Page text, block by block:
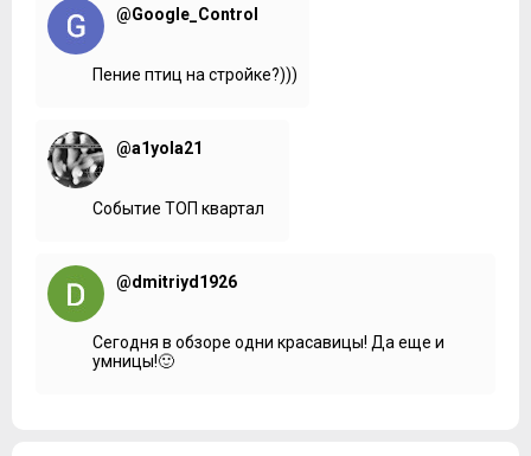
@Google_Control
Пение птиц на стройке?)))
@a1yola21
Событие ТОП квартал
@dmitriyd1926
Сегодня в обзоре одни красавицы! Да еще и
умницы!🙂